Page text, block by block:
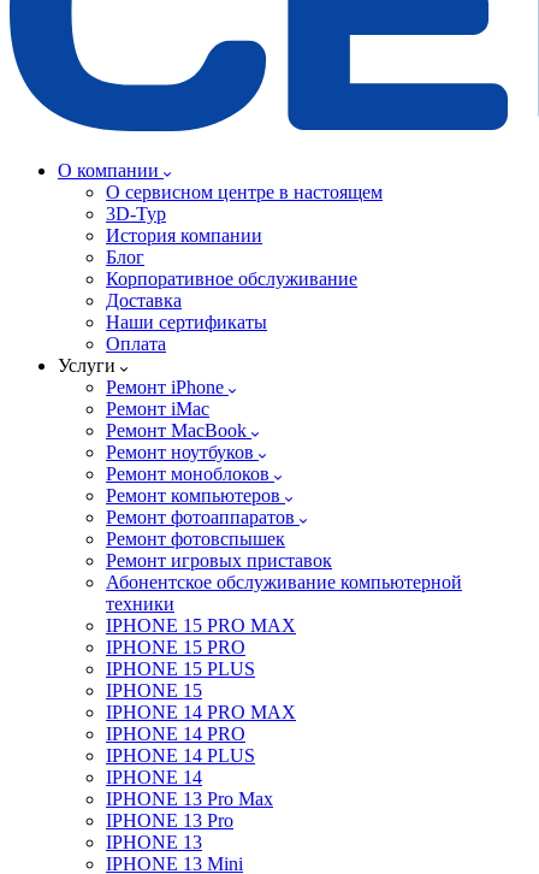
О компании
О сервисном центре в настоящем
3D-Тур
История компании
Блог
Корпоративное обслуживание
Доставка
Наши сертификаты
Оплата
Услуги
Ремонт iPhone
Ремонт iMac
Ремонт MacBook
Ремонт ноутбуков
Ремонт моноблоков
Ремонт компьютеров
Ремонт фотоаппаратов
Ремонт фотовспышек
Ремонт игровых приставок
Абонентское обслуживание компьютерной
техники
IPHONE 15 PRO MAX
IPHONE 15 PRO
IPHONE 15 PLUS
IPHONE 15
IPHONE 14 PRO MAX
IPHONE 14 PRO
IPHONE 14 PLUS
IPHONE 14
IPHONE 13 Pro Max
IPHONE 13 Pro
IPHONE 13
IPHONE 13 Mini